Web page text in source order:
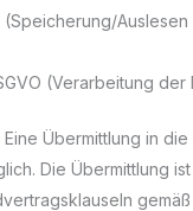
(Speicherung/Auslesen
(Verarbeitung der
Eine Übermittlung in die
Die Übermittlung